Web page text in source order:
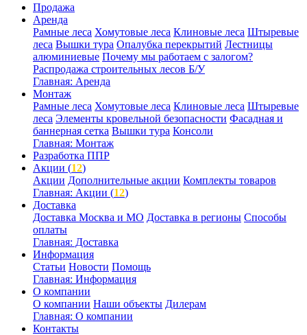
Продажа
Аренда
Рамные леса Хомутовые леса Клиновые леса Штыревые
леса Вышки тура Опалубка перекрытий Лестницы
алюминиевые Почему мы работаем с залогом?
Распродажа строительных лесов Б/У
Главная: Аренда
Монтаж
Рамные леса Хомутовые леса Клиновые леса Штыревые
леса Элементы кровельной безопасности Фасадная и
баннерная сетка Вышки тура Консоли
Главная: Монтаж
Разработка ППР
Акции (12)
Акции Дополнительные акции Комплекты товаров
Главная: Акции (12)
Доставка
Доставка Москва и МО Доставка в регионы Способы
оплаты
Главная: Доставка
Информация
Статьи Новости Помощь
Главная: Информация
О компании
О компании Наши объекты Дилерам
Главная: О компании
Контакты